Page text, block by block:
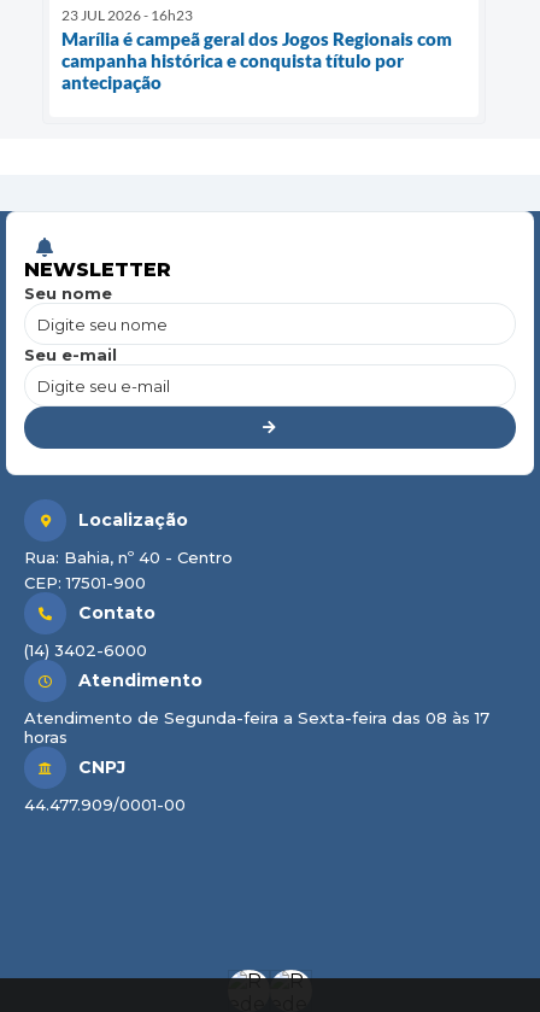
23 JUL 2026 - 16h23
Marília é campeã geral dos Jogos Regionais com
campanha histórica e conquista título por
antecipação
NEWSLETTER
Seu nome
Seu e-mail
Localização
Rua: Bahia, nº 40 - Centro
CEP: 17501-900
Contato
(14) 3402-6000
Atendimento
Atendimento de Segunda-feira a Sexta-feira das 08 às 17
horas
CNPJ
44.477.909/0001-00